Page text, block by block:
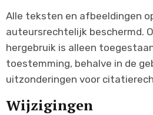
Alle teksten en afbeeldingen
auteursrechtelijk beschermd.
hergebruik is alleen
toestemming, behalve in de
uitzonderingen voor
Wijzigingen